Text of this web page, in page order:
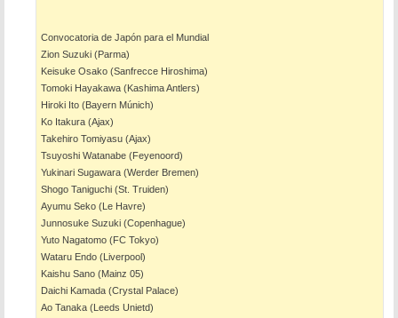
Convocatoria de Japón para el Mundial
Zion Suzuki (Parma)
Keisuke Osako (Sanfrecce Hiroshima)
Tomoki Hayakawa (Kashima Antlers)
Hiroki Ito (Bayern Múnich)
Ko Itakura (Ajax)
Takehiro Tomiyasu (Ajax)
Tsuyoshi Watanabe (Feyenoord)
Yukinari Sugawara (Werder Bremen)
Shogo Taniguchi (St. Truiden)
Ayumu Seko (Le Havre)
Junnosuke Suzuki (Copenhague)
Yuto Nagatomo (FC Tokyo)
Wataru Endo (Liverpool)
Kaishu Sano (Mainz 05)
Daichi Kamada (Crystal Palace)
Ao Tanaka (Leeds Unietd)